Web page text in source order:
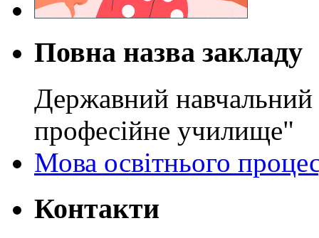
Повна назва закладу
Державний навчальний
професійне училище"
Мова освітнього
Контакти